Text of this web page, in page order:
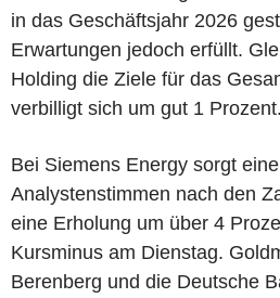
in das Geschäftsjahr 2026
Erwartungen jedoch erfüllt.
Holding die Ziele für das
verbilligt sich um gut 1 Prozent.
Bei Siemens Energy sorgt
Analystenstimmen nach den
eine Erholung um über 4
Kursminus am Dienstag.
Berenberg und die Deutsche